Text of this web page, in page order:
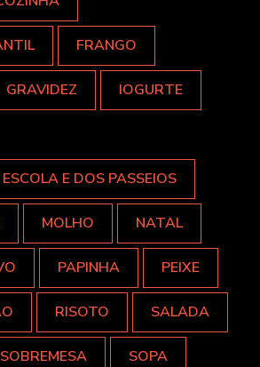
FRANGO
GRAVIDEZ IOGURTE
E DOS PASSEIOS
MOLHO NATAL
PAPINHA PEIXE
RISOTO SALADA
SOBREMESA SOPA